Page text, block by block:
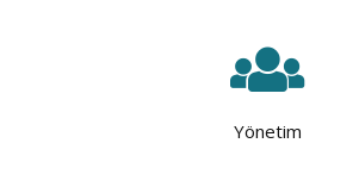
Yönetim